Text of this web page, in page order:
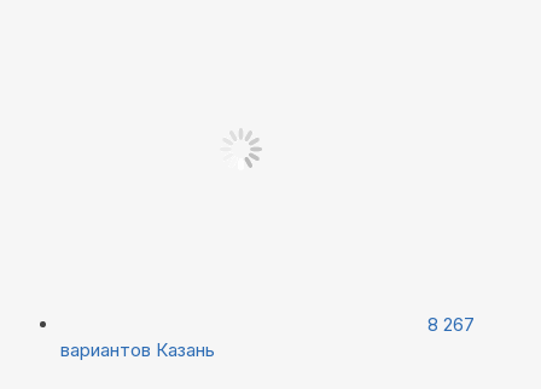
8 267
вариантов Казань